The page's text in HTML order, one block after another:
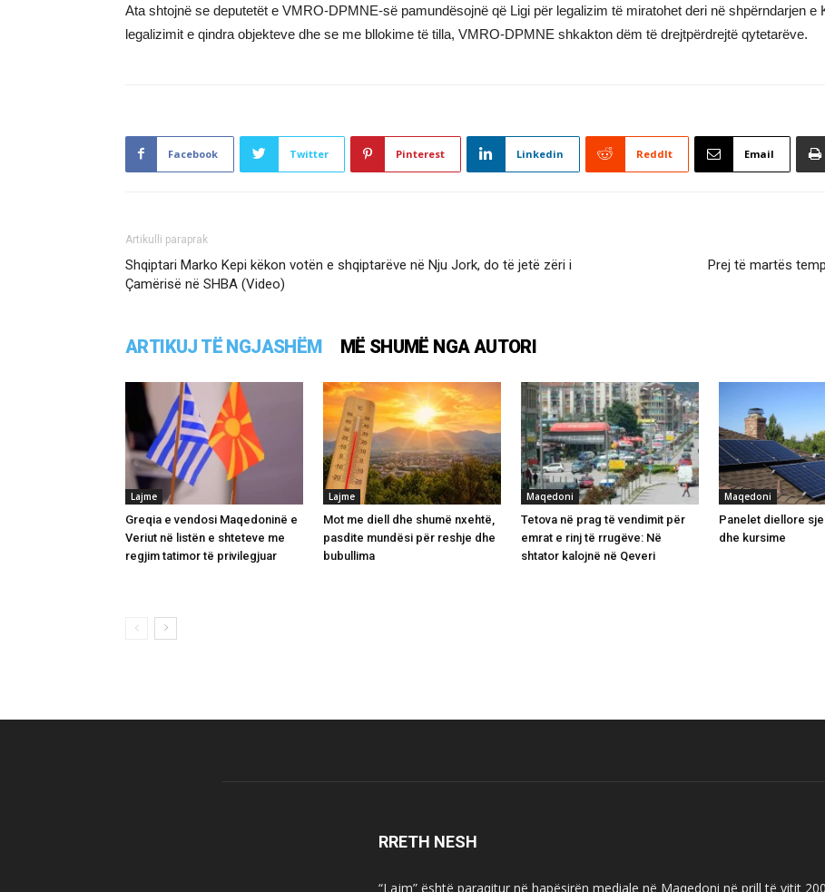
Ata shtojnë se deputetët e VMRO-DPMNE-së pamundësojnë që Ligi për legalizim të miratohet deri në shpërndarjen
legalizimit e qindra objekteve dhe se me bllokime të tilla, VMRO-DPMNE shkakton dëm të drejtpërdrejtë qytetarëve.
Facebook Twitter Pinterest Linkedin ReddIt Email
Artikulli paraprak
Shqiptari Marko Kepi këkon votën e shqiptarëve në Nju Jork, do të jetë zëri i
Çamërisë në SHBA (Video)
Prej të martës
ARTIKUJ TË NGJASHËM MË SHUMË NGA AUTORI
Lajme
Greqia e vendosi Maqedoninë e
Veriut në listën e shteteve me
regjim tatimor të privilegjuar
Lajme
Mot me diell dhe shumë nxehtë,
pasdite mundësi për reshje dhe
bubullima
Maqedoni
Tetova në prag të vendimit për
emrat e rinj të rrugëve: Në
shtator kalojnë në Qeveri
Maqedoni
Panelet diellore
dhe kursime
RRETH NESH
“Lajm” është paraqitur në hapësirën mediale në Maqedoni në prill të vitit